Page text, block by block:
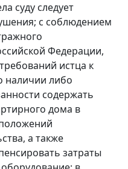
суду следует
с соблюдением
Федерации,
истца к
наличии либо
содержать
дома в
а также
затраты